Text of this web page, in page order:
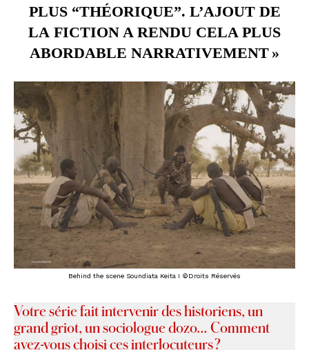
PLUS “THÉORIQUE”. L’AJOUT DE
LA FICTION A RENDU CELA PLUS
ABORDABLE NARRATIVEMENT »
Behind the scene Soundiata Keita I ©Droits Réservés
Votre série fait intervenir des historiens, un
grand griot, un sociologue dozo… Comment
avez-vous choisi ces interlocuteurs ?